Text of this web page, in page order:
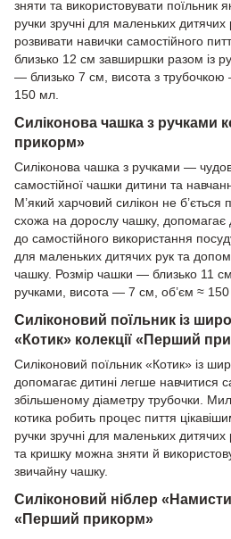
зняти та використовувати поїльник
ручки зручні для маленьких
розвивати навички самостійного
близько 12 см завширшки разом із
— близько 7 см, висота з
150 мл.
Силіконова чашка з ручками
прикорм»
Силіконова чашка з ручками —
самостійної чашки дитини та
М’який харчовий силікон не б’ється
схожа на дорослу чашку, допомагає
до самостійного використання
для маленьких дитячих рук та
чашку. Розмір чашки — близько 11
ручками, висота — 7 см, об’єм ≈ 150
Силіконовий поїльник із
«Котик» колекції «Перший
Силіконовий поїльник «Котик» із
допомагає дитині легше навчитися
збільшеному діаметру трубочки.
котика робить процес пиття
ручки зручні для маленьких
та кришку можна зняти й
звичайну чашку.
Силіконовий ніблер
«Перший прикорм»